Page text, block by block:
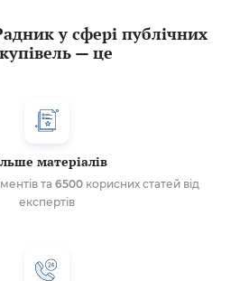
у сфері публічних
— це
матеріалів
та 6500корисних статей від
експертів